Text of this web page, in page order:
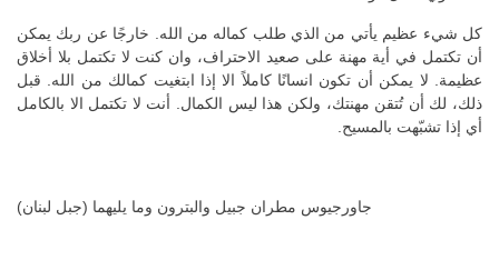
كل شيء عظيم يأتي من الذي طلب كماله من الله. خارجًا عن ربك يمكن
أن تكتمل في أية مهنة على صعيد الاحتراف، وان كنت لا تكتمل بلا أخلاق
عظيمة. لا يمكن أن تكون انسانًا كاملاً الا إذا ابتغيت كمالك من الله. قبل
ذلك، لك أن تُتقن مهنتك، ولكن هذا ليس الكمال. أنت لا تكتمل الا بالكامل
أي إذا تشبّهت بالمسيح.
جاورجيوس مطران جبيل والبترون وما يليهما (جبل لبنان)